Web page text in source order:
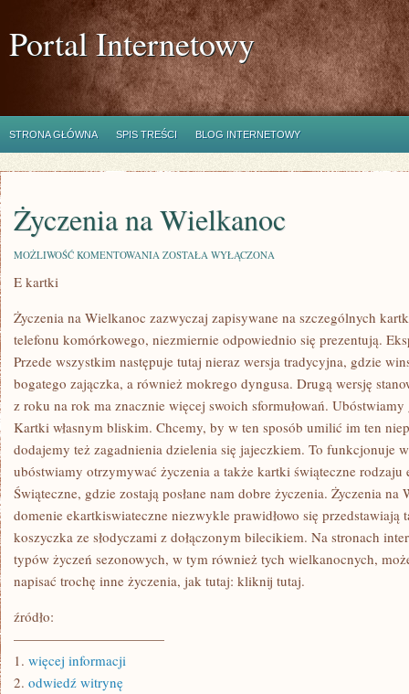
Portal Internetowy
STRONA GŁÓWNA SPIS TREŚCI BLOG INTERNETOWY
Życzenia na Wielkanoc
MOŻLIWOŚĆ KOMENTOWANIA ŻYCZENIA
ZOSTAŁA WYŁĄCZONA
E kartki
Życzenia na Wielkanoc zazwyczaj zapisywane na szczególnych
telefonu komórkowego, niezmiernie odpowiednio się prezentują.
Przede wszystkim następuje tutaj nieraz wersja tradycyjna, gdzie
bogatego zajączka, a również mokrego dyngusa. Drugą wersję
z roku na rok ma znacznie więcej swoich sformułowań. Ubóstwiamy
Kartki własnym bliskim. Chcemy, by w ten sposób umilić im ten
dodajemy też zagadnienia dzielenia się jajeczkiem. To funkcjonuje
ubóstwiamy otrzymywać życzenia a także kartki świąteczne
Świąteczne, gdzie zostają posłane nam dobre życzenia. Życzenia
domenie ekartkiswiateczne niezwykle prawidłowo się przedstawiają
koszyczka ze słodyczami z dołączonym bilecikiem. Na stronach
typów życzeń sezonowych, w tym również tych wielkanocnych,
napisać trochę inne życzenia, jak tutaj: kliknij tutaj.
źródło:
———————————
1. więcej informacji
2. odwiedź witrynę